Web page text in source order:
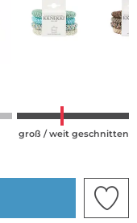
groß / weit geschnitten